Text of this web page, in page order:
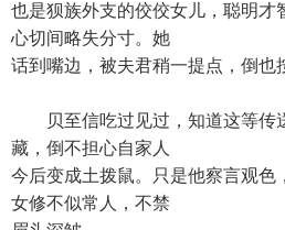
也是狈族外支的佼佼女儿，聪明才
心切间略失分寸。她
话到嘴边，被夫君稍一提点，倒也
贝至信吃过见过，知道这等传
藏，倒不担心自家人
今后变成土拨鼠。只是他察言观色
女修不似常人，不禁